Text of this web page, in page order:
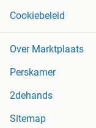
Cookiebeleid
Over Marktplaats
Perskamer
2dehands
Sitemap